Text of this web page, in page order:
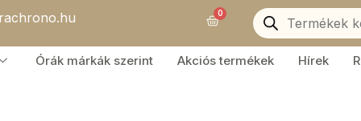
0Kosár
Products
search
Órák márkák szerint Akciós termékek Hírek